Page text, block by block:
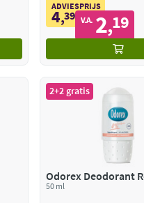
ADVIESPRIJS
4,39 V.A. 2,19
2+2 gratis
Odorex Deodorant
50 ml